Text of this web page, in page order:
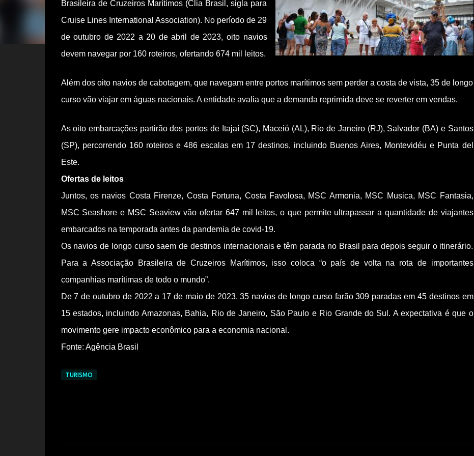
Brasileira de Cruzeiros Marítimos (Clia Brasil, sigla para
Cruise Lines International Association). No período de 29
de outubro de 2022 a 20 de abril de 2023, oito navios
devem navegar por 160 roteiros, ofertando 674 mil leitos.
Além dos oito navios de cabotagem, que navegam entre portos marítimos sem perder a costa de vista, 35 de longo
curso vão viajar em águas nacionais. A entidade avalia que a demanda reprimida deve se reverter em vendas.
As oito embarcações partirão dos portos de Itajaí (SC), Maceió (AL), Rio de Janeiro (RJ), Salvador (BA) e Santos
(SP), percorrendo 160 roteiros e 486 escalas em 17 destinos, incluindo Buenos Aires, Montevidéu e Punta del
Este.
Ofertas de leitos
Juntos, os navios Costa Firenze, Costa Fortuna, Costa Favolosa, MSC Armonia, MSC Musica, MSC Fantasia,
MSC Seashore e MSC Seaview vão ofertar 647 mil leitos, o que permite ultrapassar a quantidade de viajantes
embarcados na temporada antes da pandemia de covid-19.
Os navios de longo curso saem de destinos internacionais e têm parada no Brasil para depois seguir o itinerário.
Para a Associação Brasileira de Cruzeiros Marítimos, isso coloca “o país de volta na rota de importantes
companhias marítimas de todo o mundo”.
De 7 de outubro de 2022 a 17 de maio de 2023, 35 navios de longo curso farão 309 paradas em 45 destinos em
15 estados, incluindo Amazonas, Bahia, Rio de Janeiro, São Paulo e Rio Grande do Sul. A expectativa é que o
movimento gere impacto econômico para a economia nacional.
Fonte: Agência Brasil
TURISMO